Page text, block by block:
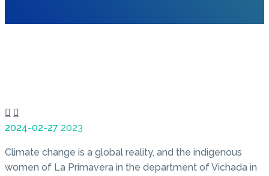
 
2024-02-27 2023
Climate change is a global reality, and the indigenous
women of La Primavera in the department of Vichada in